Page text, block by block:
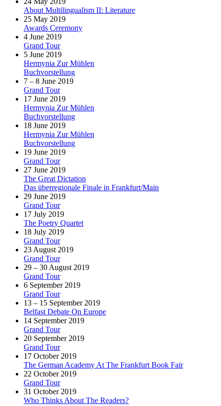
About Multilingualism II: Literature
25 May 2019
Awards Ceremony
4 June 2019
Grand Tour
5 June 2019
Hermynia Zur Mühlen
Buchvorstellung
7 – 8 June 2019
Grand Tour
17 June 2019
Hermynia Zur Mühlen
Buchvorstellung
18 June 2019
Hermynia Zur Mühlen
Buchvorstellung
19 June 2019
Grand Tour
27 June 2019
The Great Dictation
Das überregionale Finale in Frankfurt/Main
29 June 2019
Grand Tour
17 July 2019
The Poetry Quartet
18 July 2019
Grand Tour
23 August 2019
Grand Tour
29 – 30 August 2019
Grand Tour
6 September 2019
Grand Tour
13 – 15 September 2019
Belfast Debate On Europe
14 September 2019
Grand Tour
20 September 2019
Grand Tour
17 October 2019
The German Academy At The Frankfurt Book Fair
22 October 2019
Grand Tour
31 October 2019
Who Thinks About The Readers?